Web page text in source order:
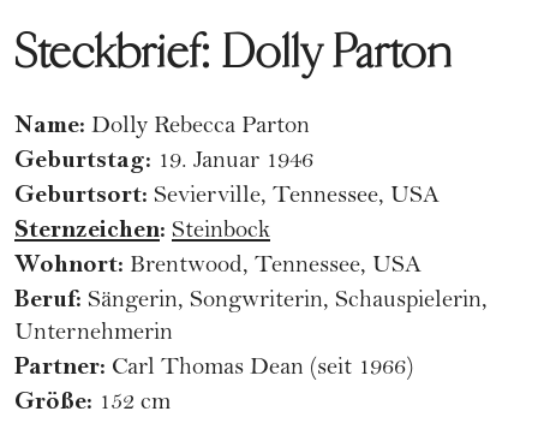
Steckbrief: Dolly Parton
Name: Dolly Rebecca Parton
Geburtstag: 19. Januar 1946
Geburtsort: Sevierville, Tennessee, USA
Sternzeichen: Steinbock
Wohnort: Brentwood, Tennessee, USA
Beruf: Sängerin, Songwriterin, Schauspielerin,
Unternehmerin
Partner: Carl Thomas Dean (seit 1966)
Größe: 152 cm